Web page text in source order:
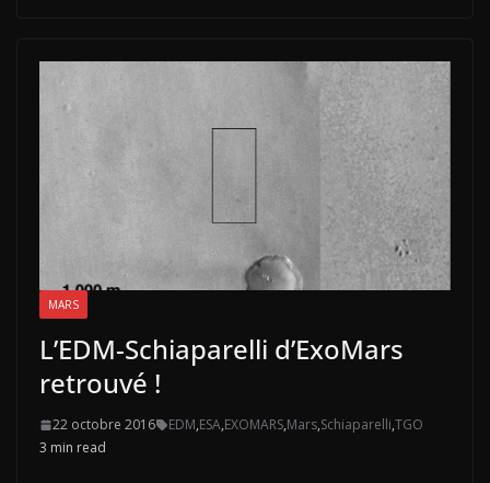
MARS
L’EDM-Schiaparelli d’ExoMars
retrouvé !
22 octobre 2016 EDM,ESA,EXOMARS,Mars,Schiaparelli,TGO
3 min read